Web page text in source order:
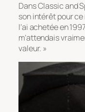
Dans Classic and
son intérêt pour
l’ai achetée en
m’attendais
valeur. »